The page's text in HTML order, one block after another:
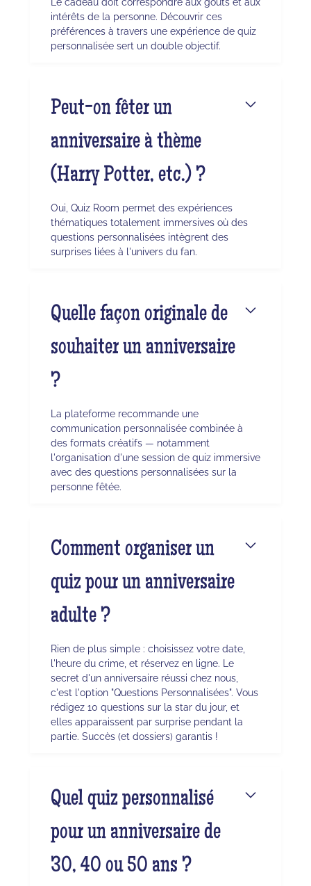
intérêts de la personne. Découvrir ces
préférences à travers une expérience de quiz
personnalisée sert un double objectif.
Peut-on fêter un
anniversaire à thème
(Harry Potter, etc.) ?
Oui, Quiz Room permet des expériences
thématiques totalement immersives où des
questions personnalisées intègrent des
surprises liées à l'univers du fan.
Quelle façon originale de
souhaiter un anniversaire
?
La plateforme recommande une
communication personnalisée combinée à
des formats créatifs — notamment
l'organisation d'une session de quiz immersive
avec des questions personnalisées sur la
personne fêtée.
Comment organiser un
quiz pour un anniversaire
adulte ?
Rien de plus simple : choisissez votre date,
l'heure du crime, et réservez en ligne. Le
secret d'un anniversaire réussi chez nous,
c'est l'option "Questions Personnalisées". Vous
rédigez 10 questions sur la star du jour, et
elles apparaissent par surprise pendant la
partie. Succès (et dossiers) garantis !
Quel quiz personnalisé
pour un anniversaire de
30, 40 ou 50 ans ?